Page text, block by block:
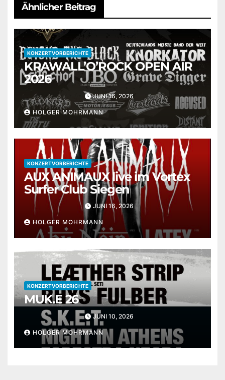
Ähnlicher Beitrag
KONZERTVORBERICHTE
KRAWALL’O’ROCK OPEN AIR
2026
JUNI 16, 2026
HOLGER MOHRMANN
KONZERTVORBERICHTE
AUX ANIMAUX live im Vortex
Surfer Club Siegen
JUNI 16, 2026
HOLGER MOHRMANN
KONZERTVORBERICHTE
MUK.E 26
JUNI 10, 2026
HOLGER MOHRMANN